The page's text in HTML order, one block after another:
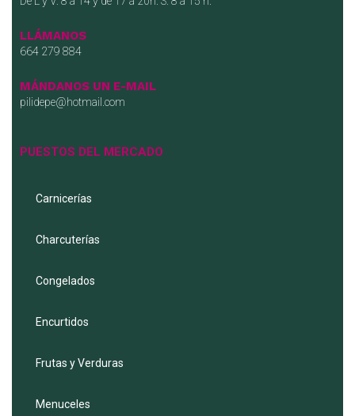
LLÁMANOS
664 279 884
MÁNDANOS UN E-MAIL
pilidepe@hotmail.com
PUESTOS DEL MERCADO
Carnicerías
Charcuterías
Congelados
Encurtidos
Frutas y Verduras
Menuceles